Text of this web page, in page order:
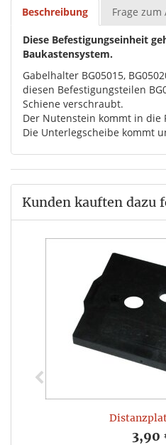
Beschreibung Frage zum
Diese Befestigungseinheit
Baukastensystem.
Gabelhalter BG05015,
diesen Befestigungsteilen
Schiene verschraubt.
Der Nutenstein kommt in die
Die Unterlegscheibe kommt
Kunden kauften dazu
3,90